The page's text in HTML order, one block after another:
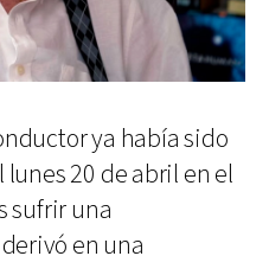
ya había sido
20 de abril en el
sufrir una
en una